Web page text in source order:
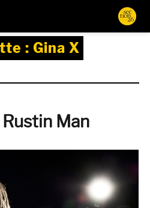
: Gina X
Man